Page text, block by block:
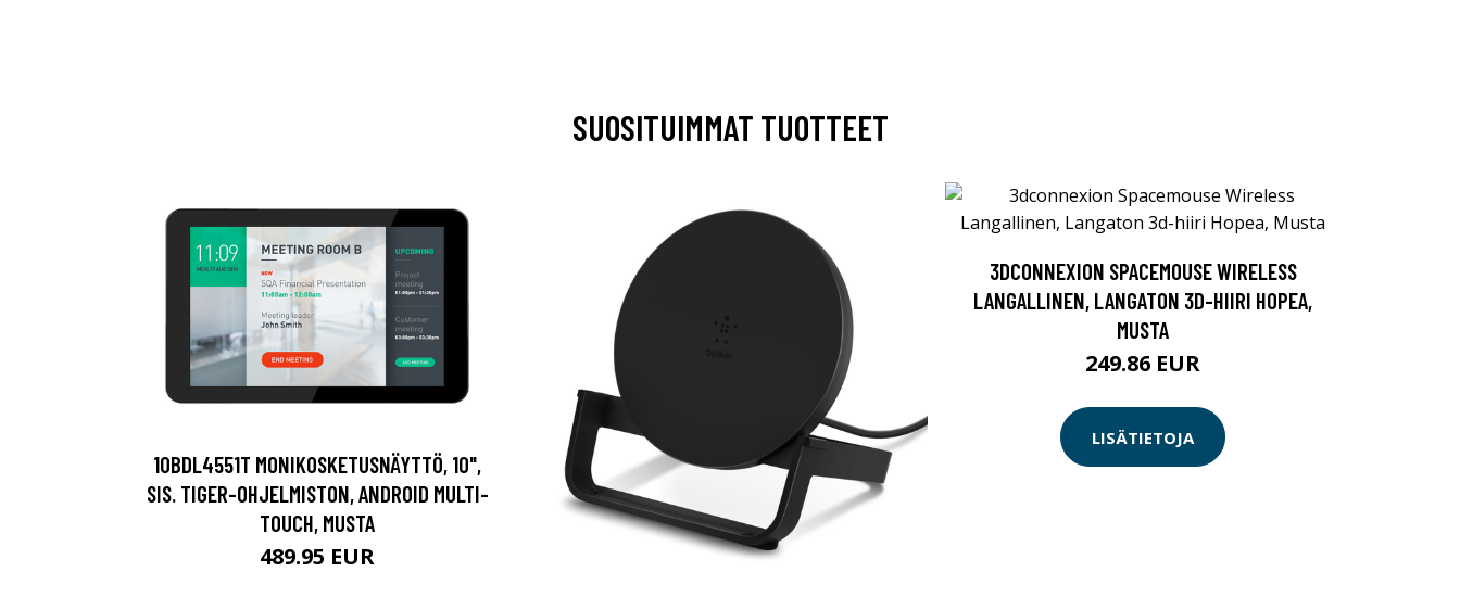
SUOSITUIMMAT TUOTTEET
10BDL4551T MONIKOSKETUSNÄYTTÖ, 10",
SIS. TIGER-OHJELMISTON, ANDROID MULTI-
TOUCH, MUSTA
489.95 EUR
3DCONNEXION SPACEMOUSE WIRELESS
LANGALLINEN, LANGATON 3D-HIIRI HOPEA,
MUSTA
249.86 EUR
LISÄTIETOJA